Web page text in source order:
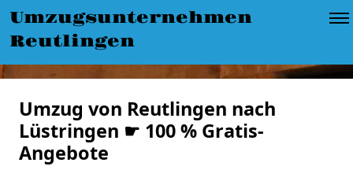
Umzugsunternehmen
Reutlingen
Umzug von Reutlingen nach
Lüstringen ☛ 100 % Gratis-
Angebote